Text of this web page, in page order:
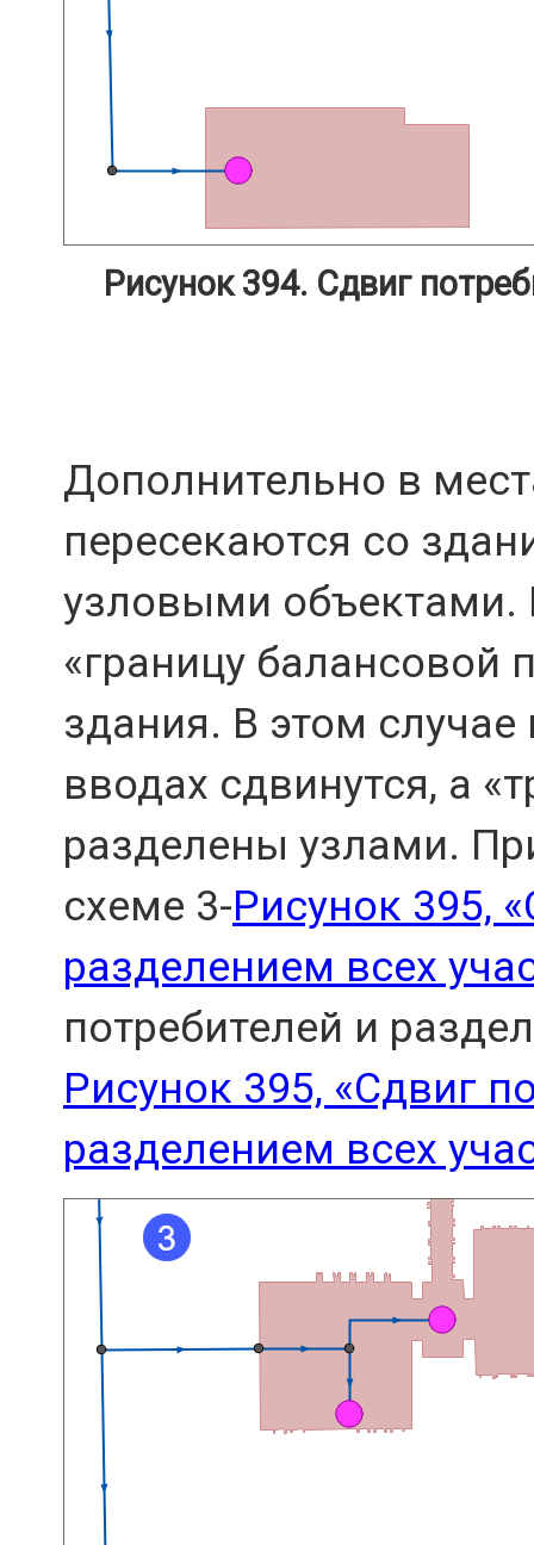
Рисунок 394. Сдвиг
Дополнительно в
пересекаются со
узловыми объектами.
«границу балансовой
здания. В этом случае
вводах сдвинутся, а
разделены узлами.
схеме 3-Рисунок 395,
разделением всех
потребителей и
Рисунок 395, «Сдвиг
разделением всех